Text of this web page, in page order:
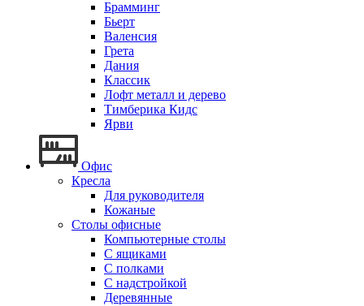
Брамминг
Бьерт
Валенсия
Грета
Дания
Классик
Лофт металл и дерево
Тимберика Кидс
Ярви
Офис
Кресла
Для руководителя
Кожаные
Столы офисные
Компьютерные столы
С ящиками
С полками
С надстройкой
Деревянные